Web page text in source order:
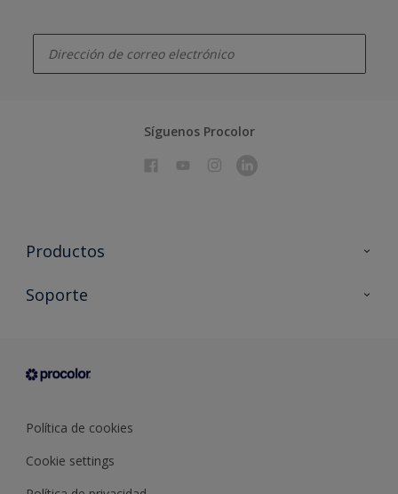
Síguenos Procolor
Productos
Todos los productos
Condiciones generales de venta
Soporte
Sobre Procolor
Política de cookies
Cookie settings